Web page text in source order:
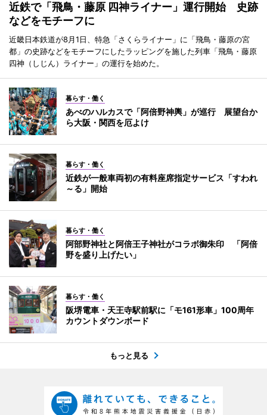
近鉄で「飛鳥・藤原 四神ライナー」運行開始 史跡
などをモチーフに
近畿日本鉄道が8月1日、特急「さくらライナー」に「飛鳥・藤原の宮
都」の史跡などをモチーフにしたラッピングを施した列車「飛鳥・藤原
四神（しじん）ライナー」の運行を始めた。
暮らす・働く
あべのハルカスで「阿倍野神輿」が巡行 展望台か
ら大阪・関西を厄よけ
暮らす・働く
近鉄が一般車両初の有料座席指定サービス「すわれ
～る」開始
暮らす・働く
阿部野神社と阿倍王子神社がコラボ御朱印 「阿倍
野を盛り上げたい」
暮らす・働く
阪堺電車・天王寺駅前駅に「モ161形車」100周年
カウントダウンボード
もっと見る